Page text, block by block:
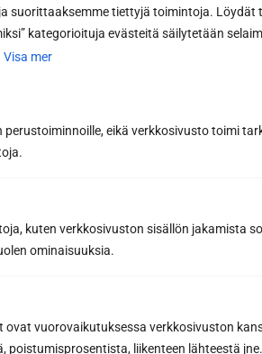
suorittaaksemme tiettyjä toimintoja. Löydät
kategorioituja evästeitä säilytetään
Visa mer
eikä verkkosivusto toimi
kuten verkkosivuston sisällön jakamista
ominaisuuksia.
vuorovaikutuksessa verkkosivuston
liikenteen lähteestä jne.
Renovering av bastu
Kontakt